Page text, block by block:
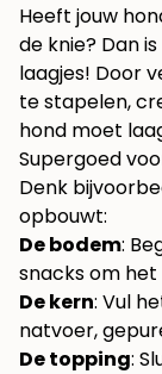
Heeft jouw
de knie? Dan
laagjes! Door
te stapelen,
hond moet
Supergoed
Denk
opbouwt:
De bodem:
snacks om
De kern: Vul
natvoer,
De topping: